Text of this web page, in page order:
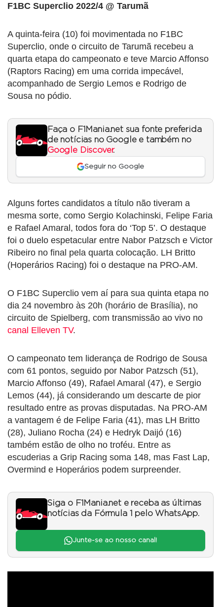
F1BC Superclio 2022/4 @ Tarumã
A quinta-feira (10) foi movimentada no F1BC
Superclio, onde o circuito de Tarumã recebeu a
quarta etapa do campeonato e teve Marcio Affonso
(Raptors Racing) em uma corrida impecável,
acompanhado de Sergio Lemos e Rodrigo de
Sousa no pódio.
Faça o F1Mania.net sua fonte preferida
de notícias no Google e também no
Google Discover.
Seguir no Google
Alguns fortes candidatos a título não tiveram a
mesma sorte, como Sergio Kolachinski, Felipe Faria
e Rafael Amaral, todos fora do ‘Top 5’. O destaque
foi o duelo espetacular entre Nabor Patzsch e Victor
Ribeiro no final pela quarta colocação. LH Britto
(Hoperários Racing) foi o destaque na PRO-AM.
O F1BC Superclio vem aí para sua quinta etapa no
dia 24 novembro às 20h (horário de Brasília), no
circuito de Spielberg, com transmissão ao vivo no
canal Elleven TV.
O campeonato tem liderança de Rodrigo de Sousa
com 61 pontos, seguido por Nabor Patzsch (51),
Marcio Affonso (49), Rafael Amaral (47), e Sergio
Lemos (44), já considerando um descarte de pior
resultado entre as provas disputadas. Na PRO-AM
a vantagem é de Felipe Faria (41), mas LH Britto
(28), Juliano Rocha (24) e Hedryk Daijó (16)
também estão de olho no troféu. Entre as
escuderias a Grip Racing soma 148, mas Fast Lap,
Overmind e Hoperários podem surpreender.
Siga o F1Mania.net e receba as últimas
notícias da Fórmula 1 pelo WhatsApp.
Junte-se ao nosso canal!